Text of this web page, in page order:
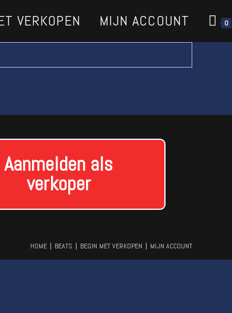
VERKOPEN MIJN ACCOUNT 0
Aanmelden als
verkoper
HOME BEATS BEGIN MET VERKOPEN MIJN ACCOUNT